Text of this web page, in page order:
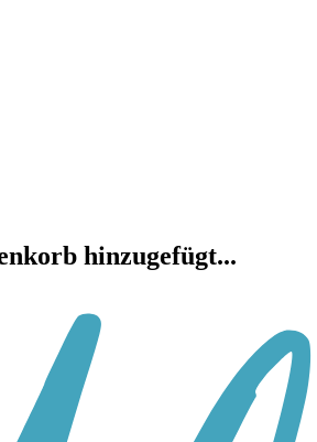
hinzugefügt...